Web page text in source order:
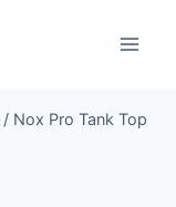
/ Nox Pro Tank Top